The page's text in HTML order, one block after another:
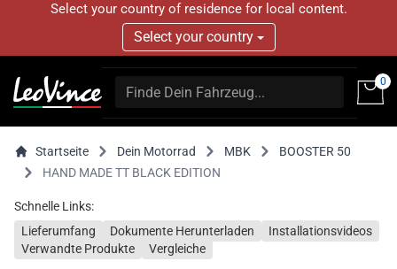
Select your country of residence for local content.
Select your country
0
Startseite Dein Motorrad MBK
BOOSTER 50
HAND MADE TT BLACK EDITION
Schnelle Links:
Lieferumfang
Dokumente Herunterladen
Installationsvideos
Verwandte Produkte
Vergleiche